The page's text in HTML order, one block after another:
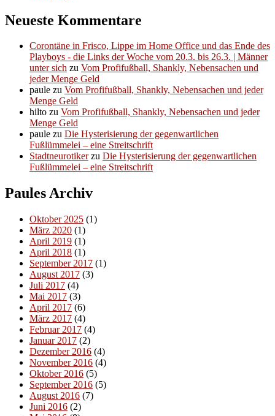
Neueste Kommentare
Corontäne in Frisco, Lippe im Home Office und das Ende des
Playboys - die Links der Woche vom 20.3. bis 26.3. | Männer
unter sich zu Vom Profifußball, Shankly, Nebensachen und
jeder Menge Geld
paule zu Vom Profifußball, Shankly, Nebensachen und jeder
Menge Geld
hilto zu Vom Profifußball, Shankly, Nebensachen und jeder
Menge Geld
paule zu Die Hysterisierung der gegenwartlichen
Fußlümmelei – eine Streitschrift
Stadtneurotikerzu Die Hysterisierung der gegenwartlichen
Fußlümmelei – eine Streitschrift
Paules Archiv
Oktober 2025 (1)
März 2020 (1)
April 2019 (1)
April 2018 (1)
September 2017 (1)
August 2017 (3)
Juli 2017 (4)
Mai 2017 (3)
April 2017 (6)
März 2017 (4)
Februar 2017 (4)
Januar 2017 (2)
Dezember 2016 (4)
November 2016 (4)
Oktober 2016 (5)
September 2016 (5)
August 2016 (7)
Juni 2016 (2)